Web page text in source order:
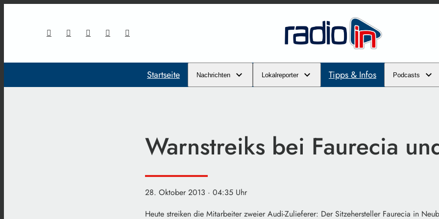
Startseite Nachrichten Lokalreporter Tipps & Infos Podcasts
Warnstreiks bei Faurecia
28. Oktober 2013 · 04:35 Uhr
Heute streiken die Mitarbeiter zweier Audi-Zulieferer: Der Sitzehersteller Faurecia in